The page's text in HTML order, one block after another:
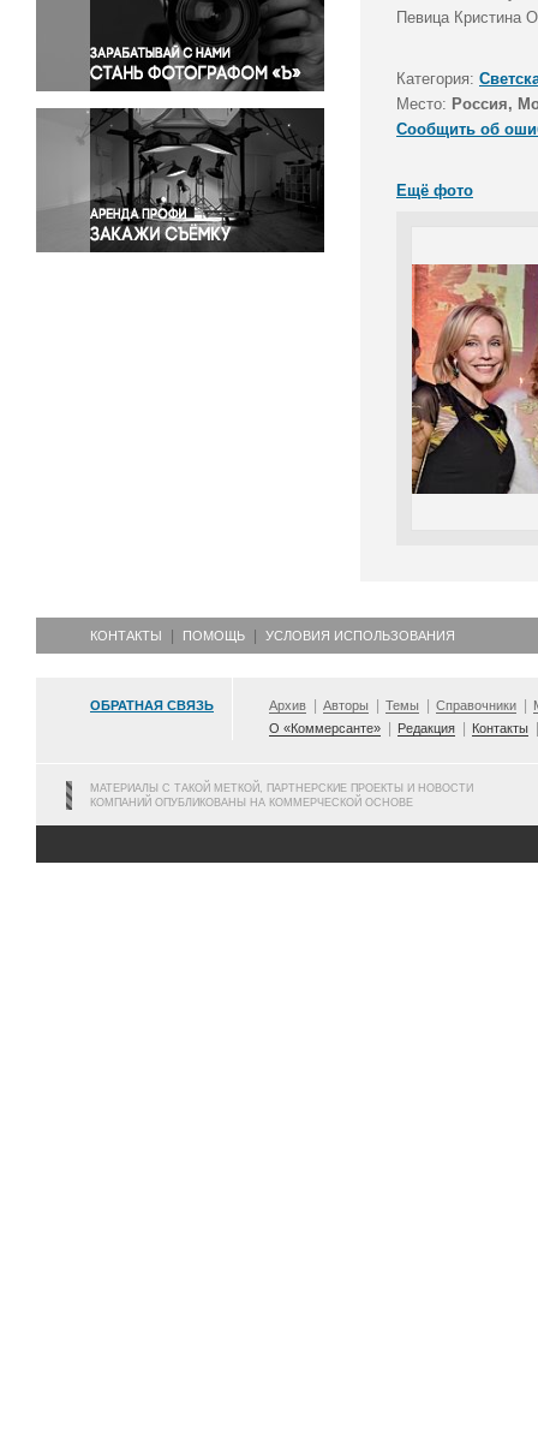
Правосудие
Происшествия и конфликты
Религия
Светская жизнь
Спорт
Экология
Экономика и бизнес
Певица Кристина
Категория:
Место: Россия,
Сообщить об
Ещё фото
КОНТАКТЫ ПОМОЩЬ УСЛОВИЯ ИСПОЛЬЗОВАНИЯ
ОБРАТНАЯ СВЯЗЬ Архив Авторы Темы Справочники
О «Коммерсанте»
Редакция Контакты
МАТЕРИАЛЫ С ТАКОЙ МЕТКОЙ, ПАРТНЕРСКИЕ ПРОЕКТЫ И НОВОСТИ
КОМПАНИЙ ОПУБЛИКОВАНЫ НА КОММЕРЧЕСКОЙ ОСНОВЕ